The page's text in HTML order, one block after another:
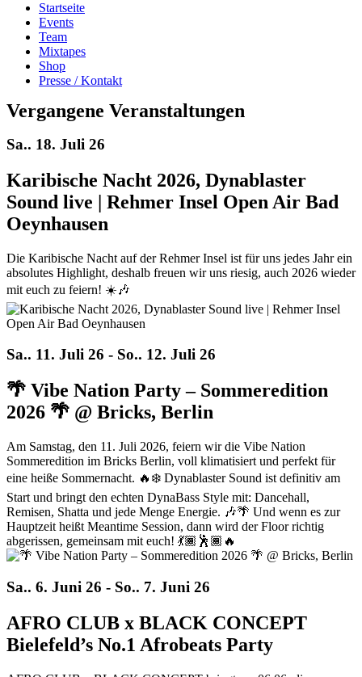
Startseite
Events
Team
Mixtapes
Shop
Presse / Kontakt
Vergangene Veran­staltungen
Sa.. 18. Juli 26
Karibische Nacht 2026, Dynablaster
Sound live | Rehmer Insel Open Air Bad
Oeynhausen
Die Karibische Nacht auf der Rehmer Insel ist für uns jedes Jahr ein
absolutes Highlight, deshalb freuen wir uns riesig, auch 2026 wieder
mit euch zu feiern! ☀️🎶
Sa.. 11. Juli 26 - So.. 12. Juli 26
🌴 Vibe Nation Party – Sommeredition
2026 🌴 @ Bricks, Berlin
Am Samstag, den 11. Juli 2026, feiern wir die Vibe Nation
Sommeredition im Bricks Berlin, voll klimatisiert und perfekt für
eine heiße Sommernacht. 🔥❄️ Dynablaster Sound ist definitiv am
Start und bringt den echten DynaBass Style mit: Dancehall,
Remisen, Shatta und jede Menge Energie. 🎶🌴 Und wenn es zur
Hauptzeit heißt Meantime Session, dann wird der Floor richtig
abgerissen, gemeinsam mit euch! 💃🏾🕺🏾🔥
Sa.. 6. Juni 26 - So.. 7. Juni 26
AFRO CLUB x BLACK CONCEPT
Bielefeld’s No.1 Afrobeats Party